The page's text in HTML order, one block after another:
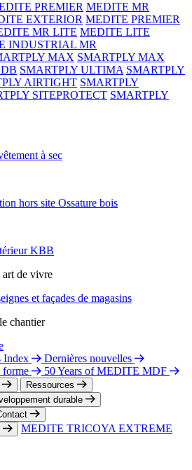
PREMIER MEDITE MR
EXTERIOR MEDITE PREMIER
MR LITE MEDITE LITE
INDUSTRIAL MR
MAX SMARTPLY MAX
SMARTPLY ULTIMA SMARTPLY
AIRTIGHT SMARTPLY
SITEPROTECT SMARTPLY
à sec
hors site Ossature bois
KBB
art de vivre
et façades de magasins
chantier
Index
Dernières nouvelles
forme
50 Years of MEDITE MDF
Ressources
durable
MEDITE TRICOYA EXTREME